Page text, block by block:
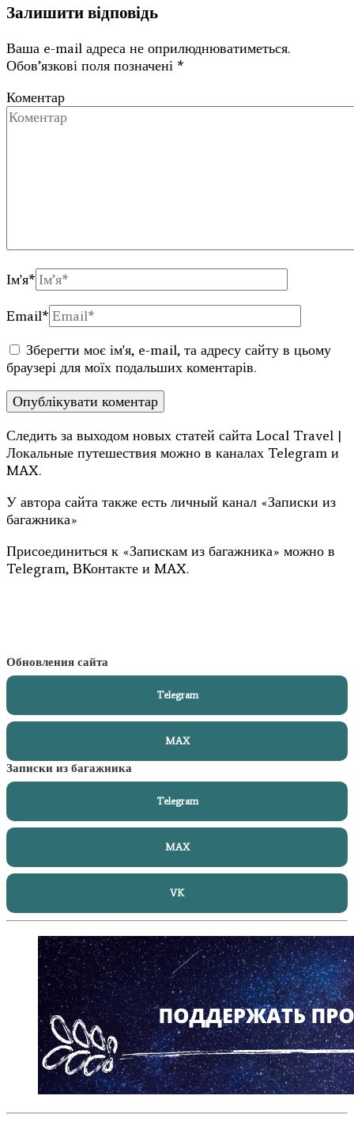
Залишити відповідь
Ваша e-mail адреса не оприлюднюватиметься.
Обов’язкові поля позначені *
Коментар
Ім'я*
Email*
Зберегти моє ім'я, e-mail, та адресу сайту в цьому
браузері для моїх подальших коментарів.
Следить за выходом новых статей сайта Local Travel |
Локальные путешествия можно в каналах Telegram и
MAX.
У автора сайта также есть личный канал «Записки из
багажника»
Присоединиться к «Запискам из багажника» можно в
Telegram, ВКонтакте и MAX.
Обновления сайта
Telegram
MAX
Записки из багажника
Telegram
MAX
VK